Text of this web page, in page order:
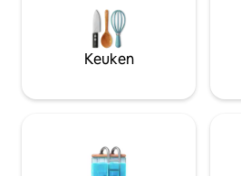
traditionele en avant-gardistische
restaurants. Een rustige plek om te
rusten na een actieve dag tussen de
zee, bergen en lekker eten.
Keuken